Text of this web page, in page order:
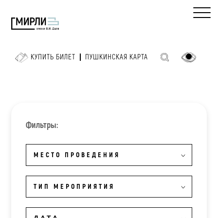
КУПИТЬ БИЛЕТ ПУШКИНСКАЯ КАРТА
Фильтры:
МЕСТО ПРОВЕДЕНИЯ
ТИП МЕРОПРИЯТИЯ